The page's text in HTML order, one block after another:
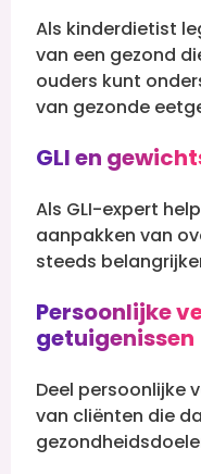
Als kinderdietist
van een gezond
ouders kunt
van gezonde
GLI en
Als GLI-expert
aanpakken van
steeds
Persoonlijke
getuigenissen
Deel persoonlijke
van cliënten die